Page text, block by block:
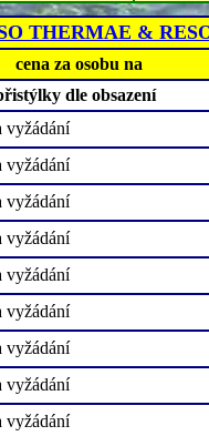
THERMAE &
cena za osobu na
dle obsazení
vyžádání
vyžádání
vyžádání
vyžádání
vyžádání
vyžádání
vyžádání
vyžádání
vyžádání